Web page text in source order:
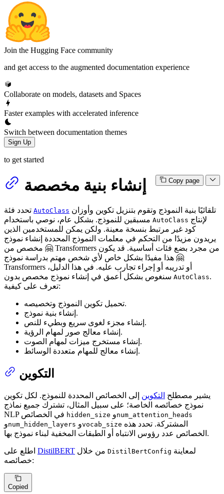
Join the Hugging Face community
and get access to the augmented documentation experience
Collaborate on models, datasets and Spaces
Faster examples with accelerated inference
Switch between documentation themes
Sign Up
to get started
Copy page إنشاء بنية مخصصة
AutoClass
AutoClass
كود غير مرتبط بنسخة معينة. ولكن يمكن للمستخدمين الذين
يريدون مزيدًا من التحكم في معلمات النموذج المحددة إنشاء نموذج
مخصص من 🤗 Transformers من مجرد بضع فئات أساسية. قد يكون
هذا مفيدًا بشكل خاص لأي شخص مهتم بدراسة نموذج 🤗
Transformers أو تدريبه أو إجراء تجارب عليه. في هذا الدليل،
AutoClass.
تعرف على كيفية:
تحميل تكوين النموذج وتخصيصه.
إنشاء بنية نموذج.
إنشاء مجزء لغوى سريع وبطيء للنص.
إنشاء معالج صور لمهام الرؤية.
إنشاء مستخرج ميزات لمهام الصوت.
إنشاء معالج للمهام متعددة الوسائط.
التكوين
يشير مصطلح التكوين إلى الخصائص المحددة للنموذج. لكل تكوين
نموذج خصائصه الخاصة؛ على سبيل المثال، تشترك جميع نماذج
hidden_size وnum_attention_heads
وnum_hidden_layers وvocab_size
الخصائص عدد رؤوس الانتباه أو الطبقات المخفية لبناء نموذج بها.
DistilBERT DistilBertConfig
خصائصه:
Copied